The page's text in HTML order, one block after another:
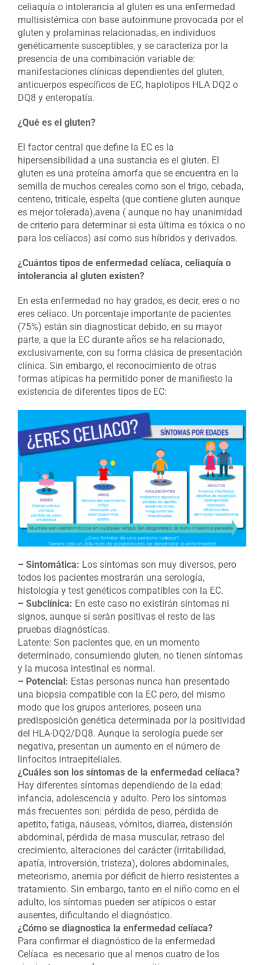
celiaquía o intolerancia al gluten es una enfermedad
multisistémica con base autoinmune provocada por el
gluten y prolaminas relacionadas, en individuos
genéticamente susceptibles, y se caracteriza por la
presencia de una combinación variable de:
manifestaciones clínicas dependientes del gluten,
anticuerpos específicos de EC, haplotipos HLA DQ2 o
DQ8 y enteropatía.
¿Qué es el gluten?
El factor central que define la EC es la
hipersensibilidad a una sustancia es el gluten. El
gluten es una proteína amorfa que se encuentra en la
semilla de muchos cereales como son el trigo, cebada,
centeno, triticale, espelta (que contiene gluten aunque
es mejor tolerada),avena ( aunque no hay unanimidad
de criterio para determinar si esta última es tóxica o no
para los celíacos) así como sus híbridos y derivados.
¿Cuántos tipos de enfermedad celíaca, celiaquía o
intolerancia al gluten existen?
En esta enfermedad no hay grados, es decir, eres o no
eres celíaco. Un porcentaje importante de pacientes
(75%) están sin diagnosticar debido, en su mayor
parte, a que la EC durante años se ha relacionado,
exclusivamente, con su forma clásica de presentación
clínica. Sin embargo, el reconocimiento de otras
formas atípicas ha permitido poner de manifiesto la
existencia de diferentes tipos de EC:
– Sintomática: Los síntomas son muy diversos, pero
todos los pacientes mostrarán una serología,
histología y test genéticos compatibles con la EC.
– Subclínica: En este caso no existirán síntomas ni
signos, aunque sí serán positivas el resto de las
pruebas diagnósticas.
Latente: Son pacientes que, en un momento
determinado, consumiendo gluten, no tienen síntomas
y la mucosa intestinal es normal.
– Potencial: Estas personas nunca han presentado
una biopsia compatible con la EC pero, del mismo
modo que los grupos anteriores, poseen una
predisposición genética determinada por la positividad
del HLA-DQ2/DQ8. Aunque la serología puede ser
negativa, presentan un aumento en el número de
linfocitos intraepiteliales.
¿Cuáles son los síntomas de la enfermedad celíaca?
Hay diferentes síntomas dependiendo de la edad:
infancia, adolescencia y adulto. Pero los síntomas
más frecuentes son: pérdida de peso, pérdida de
apetito, fatiga, náuseas, vómitos, diarrea, distensión
abdominal, pérdida de masa muscular, retraso del
crecimiento, alteraciones del carácter (irritabilidad,
apatía, introversión, tristeza), dolores abdominales,
meteorismo, anemia por déficit de hierro resistentes a
tratamiento. Sin embargo, tanto en el niño como en el
adulto, los síntomas pueden ser atípicos o estar
ausentes, dificultando el diagnóstico.
¿Cómo se diagnostica la enfermedad celíaca?
Para confirmar el diagnóstico de la enfermedad
Celíaca es necesario que al menos cuatro de los